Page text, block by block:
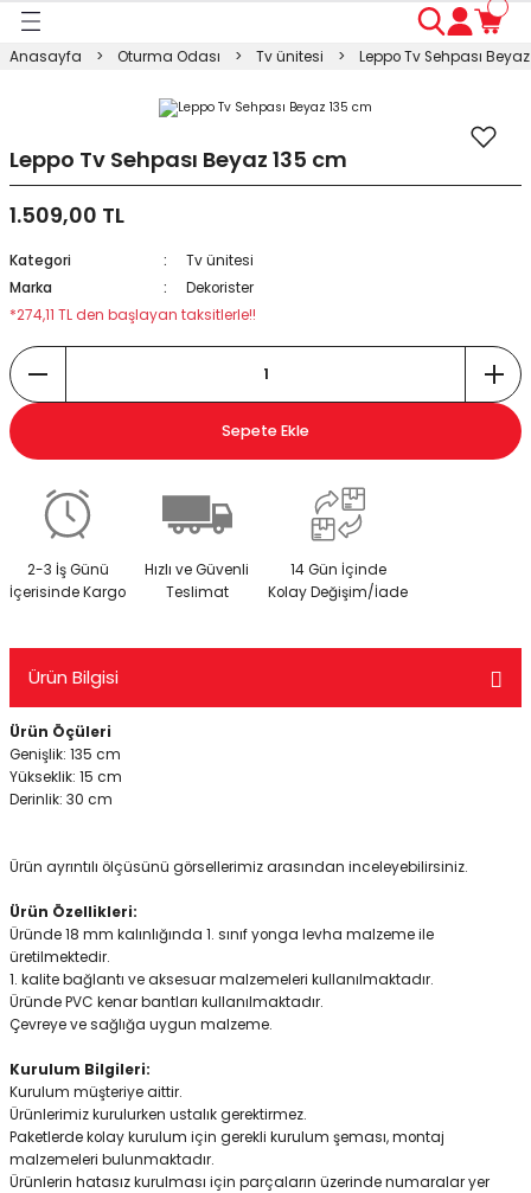
Masası
Dolabı
Anasayfa Oturma Odası Tv ünitesi Leppo Tv Sehpası
Leppo Tv Sehpası Beyaz 135 cm
1.509,00 TL
Kategori
Tv ünitesi
Marka
Dekorister
*274,11 TL den başlayan taksitlerle!!
Sepete Ekle
2-3 İş Günü
İçerisinde Kargo
Hızlı ve Güvenli
Teslimat
14 Gün İçinde
Kolay Değişim/İade
Ürün Bilgisi
Ürün Öçüleri
Genişlik: 135 cm
Yükseklik: 15 cm
Derinlik: 30 cm
Ürün ayrıntılı ölçüsünü görsellerimiz arasından inceleyebilirsiniz.
Ürün Özellikleri:
Üründe 18 mm kalınlığında 1. sınıf yonga levha malzeme ile
üretilmektedir.
1. kalite bağlantı ve aksesuar malzemeleri kullanılmaktadır.
Üründe PVC kenar bantları kullanılmaktadır.
Çevreye ve sağlığa uygun malzeme.
Kurulum Bilgileri:
Kurulum müşteriye aittir.
Ürünlerimiz kurulurken ustalık gerektirmez.
Paketlerde kolay kurulum için gerekli kurulum şeması, montaj
malzemeleri bulunmaktadır.
Ürünlerin hatasız kurulması için parçaların üzerinde numaralar yer